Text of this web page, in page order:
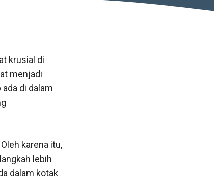
krusial di
menjadi
di dalam
karena itu,
lebih
dalam kotak